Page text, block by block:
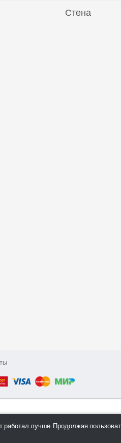
Стена
лучше. Продолжая